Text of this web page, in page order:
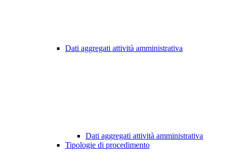
Dati aggregati attività amministrativa
Dati aggregati attività amministrativa
Tipologie di procedimento